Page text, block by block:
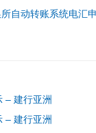
自动转账系统电汇
– 建行亚洲
– 建行亚洲